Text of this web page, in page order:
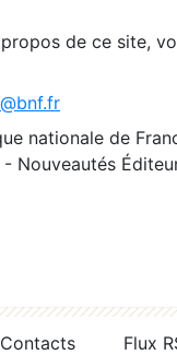
de ce site,
nationale de
Nouveautés
Contacts
Flux